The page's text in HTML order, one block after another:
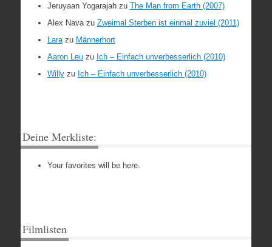
Jeruyaan Yogarajahzu The Man from Earth (2007)
Alex Navazu Zweimal Sterben ist einmal zuviel (2011)
Larazu Männerhort
Aaron Leuzu Ich – Einfach unverbesserlich (2010)
Willyzu Ich – Einfach unverbesserlich (2010)
Deine Merkliste:
Your favorites will be here.
Filmlisten